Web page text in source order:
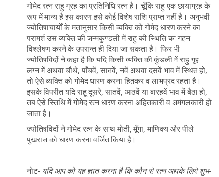
गोमेद रत्न राहु ग्रह का प्रतिनिधि रत्न है। चूँकि राहु एक छायाग्रह के
रूप में मान्य है इस कारण इसे कोई विशेष राशि प्राप्त नहीं है। अनुभवी
ज्योतिषाचार्यों के मतानुसार किसी व्यक्ति को गोमेद धारण करने का
परामर्श उस व्यक्ति की जन्मकुण्डली में राहु की स्थिति का गहन
विश्लेषण करने के उपरान्त ही दिया जा सकता है। फिर भी
ज्योतिषविदों ने कहा है कि यदि किसी व्यक्ति की कुंडली में राहु गृह
लग्न में अथवा चौथे, पाँचवें, सातवें, नवें अथवा दसवें भाव में स्थित हो,
तो ऐसे व्यक्ति को गोमेद धारण करना हितकर व लाभप्रद रहता है।
इसके विपरीत यदि राहू दूसरे, सातवें, आठवें या बारहवें भाव में बैठा हो,
तब ऐसे स्तिथि में गोमेद रत्न धारण करना अहितकारी व अमंगलकारी हो
जाता है।
ज्योतिषविदों ने गोमेद रत्न के साथ मोती, मूँगा, माणिक्य और पीले
पुखराज को धारण करना वर्जित किया है।
नोट- यदि आप को यह ज्ञात करना है कि कौन से रत्न आपके लिये शुभ-